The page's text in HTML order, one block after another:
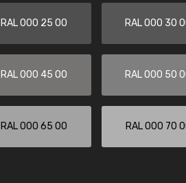
RAL 000 25 00 RAL 000 30
RAL 000 45 00 RAL 000 50
RAL 000 65 00 RAL 000 70